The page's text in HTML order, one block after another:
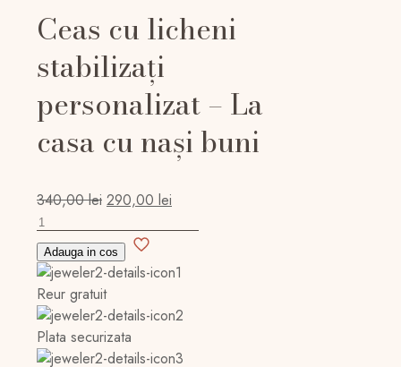
Ceas cu licheni
stabilizați
personalizat – La
casa cu nași buni
340,00lei Prețul
a
fost:
290,00 lei
290,00 lei.
Cantitate
Ceas
cu
licheni
stabilizați
personalizat
–
Adauga in cos
Reur gratuit
Plata securizata